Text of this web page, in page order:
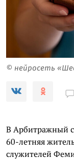
© нейросеть
В Арбитражный
60-летняя
служителей